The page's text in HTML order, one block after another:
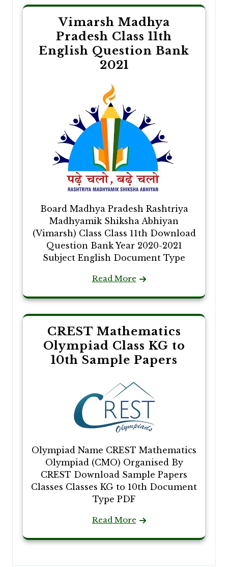
Vimarsh Madhya
Pradesh Class 11th
English Question Bank
2021
Board Madhya Pradesh Rashtriya
Madhyamik Shiksha Abhiyan
(Vimarsh) Class Class 11th Download
Question Bank Year 2020-2021
Subject English Document Type
Read More
CREST Mathematics
Olympiad Class KG to
10th Sample Papers
Olympiad Name CREST Mathematics
Olympiad (CMO) Organised By
CREST Download Sample Papers
Classes Classes KG to 10th Document
Type PDF
Read More